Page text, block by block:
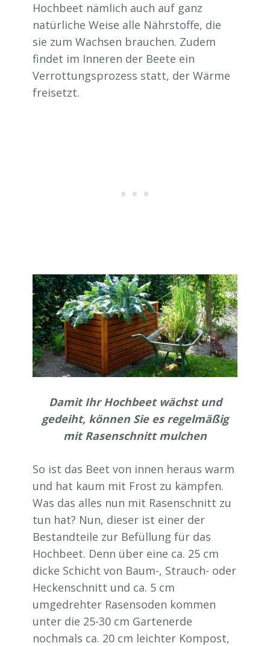
Hochbeet nämlich auch auf ganz
natürliche Weise alle Nährstoffe, die
sie zum Wachsen brauchen. Zudem
findet im Inneren der Beete ein
Verrottungsprozess statt, der Wärme
freisetzt.
Damit Ihr Hochbeet wächst und
gedeiht, können Sie es regelmäßig
mit Rasenschnitt mulchen
So ist das Beet von innen heraus warm
und hat kaum mit Frost zu kämpfen.
Was das alles nun mit Rasenschnitt zu
tun hat? Nun, dieser ist einer der
Bestandteile zur Befüllung für das
Hochbeet. Denn über eine ca. 25 cm
dicke Schicht von Baum-, Strauch- oder
Heckenschnitt und ca. 5 cm
umgedrehter Rasensoden kommen
unter die 25-30 cm Gartenerde
nochmals ca. 20 cm leichter Kompost,